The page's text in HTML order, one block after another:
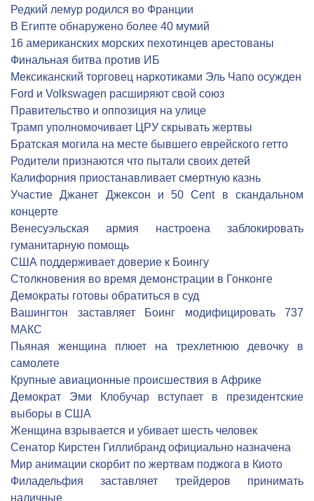
Редкий лемур родился во Франции
В Египте обнаружено более 40 мумий
16 американских морских пехотинцев арестованы
Финальная битва против ИБ
Мексиканский торговец наркотиками Эль Чапо осужден
Ford и Volkswagen расширяют свой союз
Правительство и оппозиция на улице
Трамп уполномочивает ЦРУ скрывать жертвы
Братская могила на месте бывшего еврейского гетто
Родители признаются что пытали своих детей
Калифорния приостанавливает смертную казнь
Участие Джанет Джексон и 50 Cent в скандальном
концерте
Венесуэльская армия настроена заблокировать
гуманитарную помощь
США поддерживает доверие к Боингу
Столкновения во время демонстрации в Гонконге
Демократы готовы обратиться в суд
Вашингтон заставляет Боинг модифицировать 737
МАКС
Пьяная женщина плюет на трехлетнюю девочку в
самолете
Крупные авиационные происшествия в Африке
Демократ Эми Клобучар вступает в президентские
выборы в США
Женщина взрывается и убивает шесть человек
Сенатор Кирстен Гиллибранд официально назначена
Мир анимации скорбит по жертвам поджога в Киото
Филадельфия заставляет трейдеров принимать
наличные